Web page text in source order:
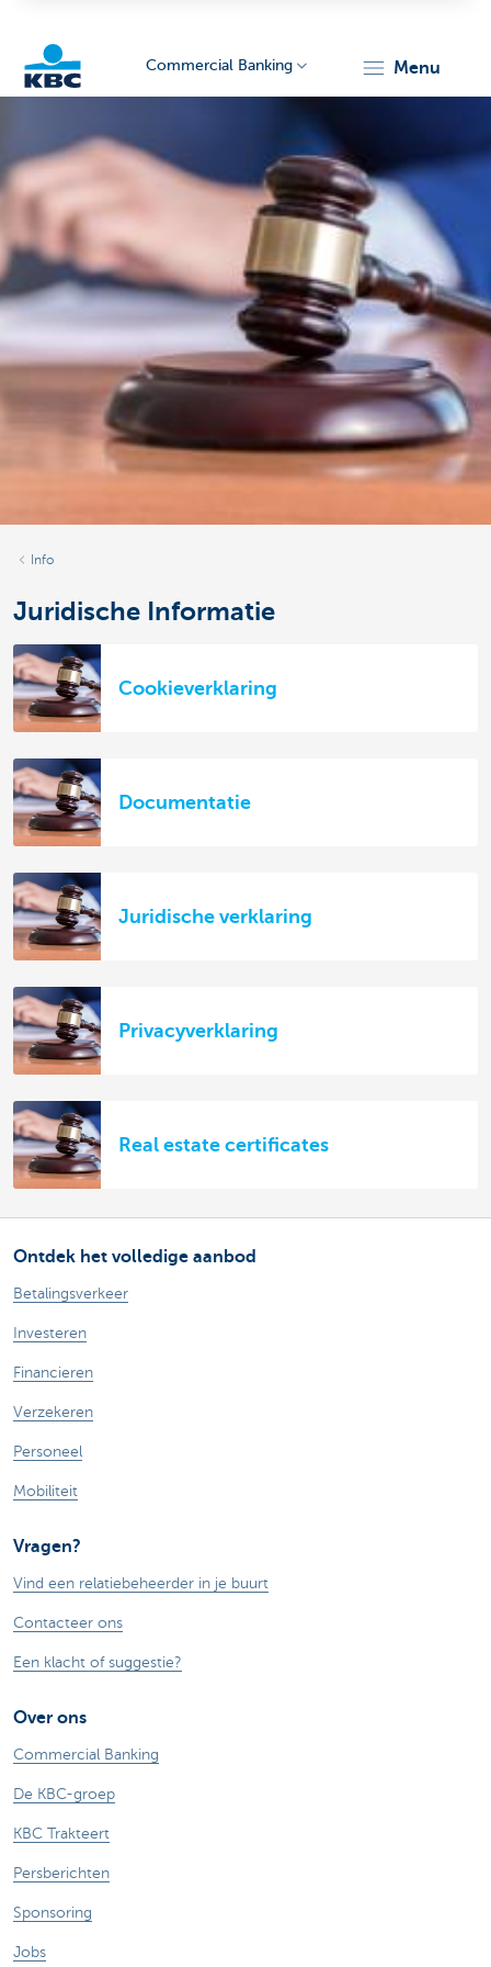
Commercial Banking menu
Info
Juridische Informatie
Cookieverklaring
Documentatie
Juridische verklaring
Privacyverklaring
Real estate certificates
Ontdek het volledige aanbod
Betalingsverkeer
Investeren
Financieren
Verzekeren
Personeel
Mobiliteit
Vragen?
Vind een relatiebeheerder in je buurt
Contacteer ons
Een klacht of suggestie?
Over ons
Commercial Banking
De KBC-groep
KBC Trakteert
Persberichten
Sponsoring
Jobs